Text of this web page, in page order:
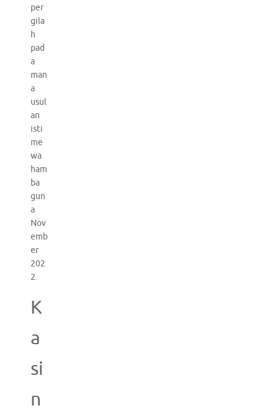
per
gila
h
pad
a
man
a
usul
an
isti
me
wa
ham
ba
gun
a
Nov
emb
er
202
2.
K
a
si
n